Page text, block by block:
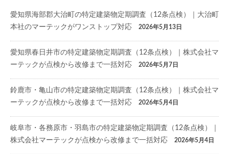
愛知県海部郡大治町の特定建築物定期調査（12条点検）｜大治町
本社のマーテックがワンストップ対応
2026年5月13日
愛知県春日井市の特定建築物定期調査（12条点検）｜株式会社マ
ーテックが点検から改修まで一括対応
2026年5月7日
鈴鹿市・亀山市の特定建築物定期調査（12条点検）｜株式会社マ
ーテックが点検から改修まで一括対応
2026年5月4日
岐阜市・各務原市・羽島市の特定建築物定期調査（12条点検）｜
株式会社マーテックが点検から改修まで一括対応
2026年5月4日